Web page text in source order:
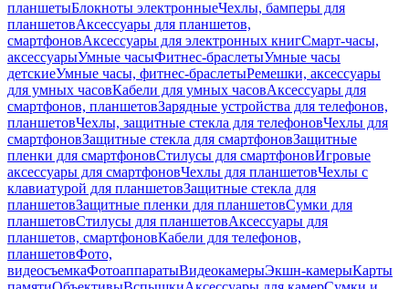
планшетыБлокноты электронныеЧехлы, бамперы для
планшетовАксессуары для планшетов,
смартфоновАксессуары для электронных книгСмарт-часы,
аксессуарыУмные часыФитнес-браслетыУмные часы
детскиеУмные часы, фитнес-браслетыРемешки, аксессуары
для умных часовКабели для умных часовАксессуары для
смартфонов, планшетовЗарядные устройства для телефонов,
планшетовЧехлы, защитные стекла для телефоновЧехлы для
смартфоновЗащитные стекла для смартфоновЗащитные
пленки для смартфоновСтилусы для смартфоновИгровые
аксессуары для смартфоновЧехлы для планшетовЧехлы с
клавиатурой для планшетовЗащитные стекла для
планшетовЗащитные пленки для планшетовСумки для
планшетовСтилусы для планшетовАксессуары для
планшетов, смартфоновКабели для телефонов,
планшетовФото,
видеосъемкаФотоаппаратыВидеокамерыЭкшн-камерыКарты